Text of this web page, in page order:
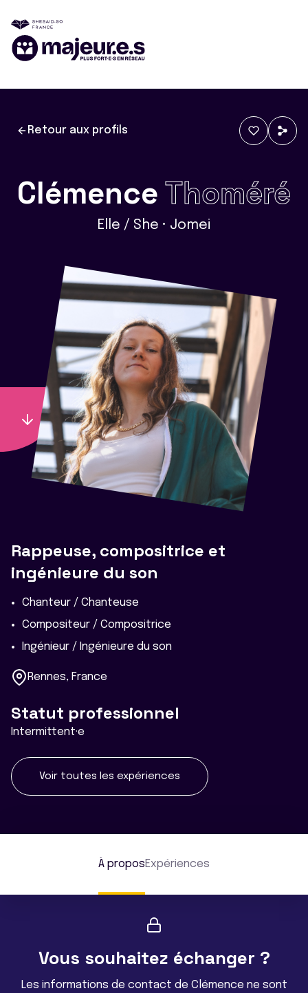
Retour aux profils
ClémenceThoméré
Elle / She • Jomei
Rappeuse, compositrice et
ingénieure du son
Chanteur / Chanteuse
Compositeur / Compositrice
Ingénieur / Ingénieure du son
Rennes, France
Statut professionnel
Intermittent·e
Voir toutes les expériences
À proposExpériences
Vous souhaitez échanger ?
Les informations de contact de Clémence ne sont